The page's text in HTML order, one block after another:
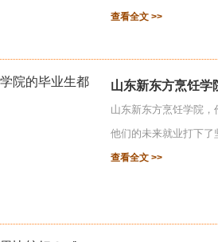
查看全文 >>
山东新东方烹饪学
山东新东方烹饪学院
他们的未来就业打下
查看全文 >>